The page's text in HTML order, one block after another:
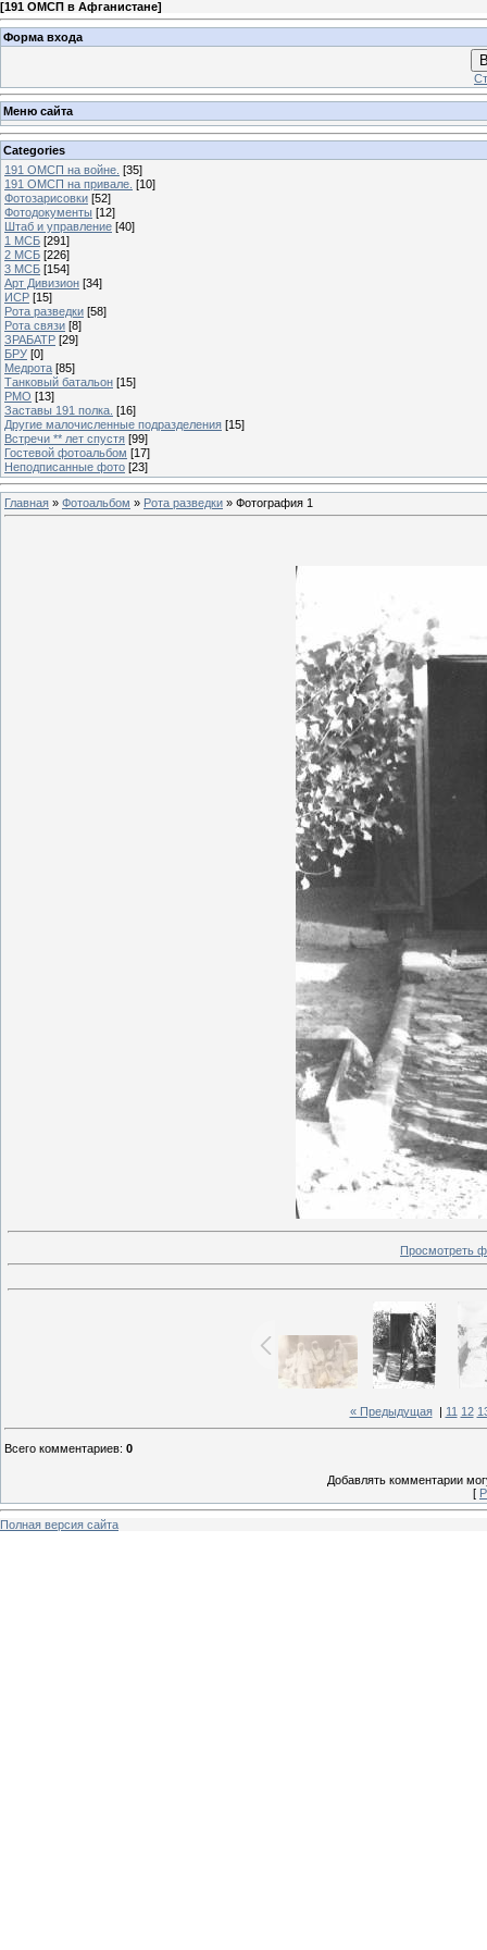
[191 ОМСП в Афганистане]
Форма входа
Меню сайта
Categories
191 ОМСП на войне. [35]
191 ОМСП на привале. [10]
Фотозарисовки [52]
Фотодокументы [12]
Штаб и управление [40]
1 МСБ [291]
2 МСБ [226]
3 МСБ [154]
Арт Дивизион [34]
ИСР [15]
Рота разведки [58]
Рота связи [8]
ЗРАБАТР [29]
БРУ [0]
Медрота [85]
Танковый батальон [15]
РМО [13]
Заставы 191 полка. [16]
Другие малочисленные подразделения [15]
Встречи ** лет спустя [99]
Гостевой фотоальбом [17]
Неподписанные фото [23]
Главная » Фотоальбом » Рота разведки » Фотография 1
Просмотреть
« Предыдущая| 11 12
Всего комментариев: 0
Добавлять комментарии
[
Полная версия сайта